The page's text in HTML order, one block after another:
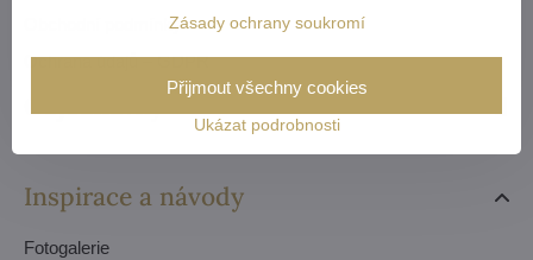
Obchodní podmínky
Ochrana údajů – GDPR
Objednávky
Inspirace a návody
Fotogalerie
Zásady ochrany soukromí
Ukázat podrobnosti
Přijmout všechny cookies